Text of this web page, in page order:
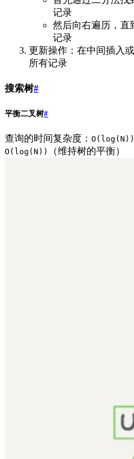
记录
然后向右遍历，直
记录
更新操作：在中间插入
所有记录
搜索树#
平衡二叉树#
查询的时间复杂度： O(log(N))
O(log(N)) （维持树的平衡）